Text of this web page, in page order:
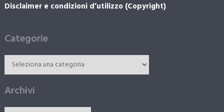
Disclaimer e condizioni d’utilizzo (Copyright)
Categorie
Archivi